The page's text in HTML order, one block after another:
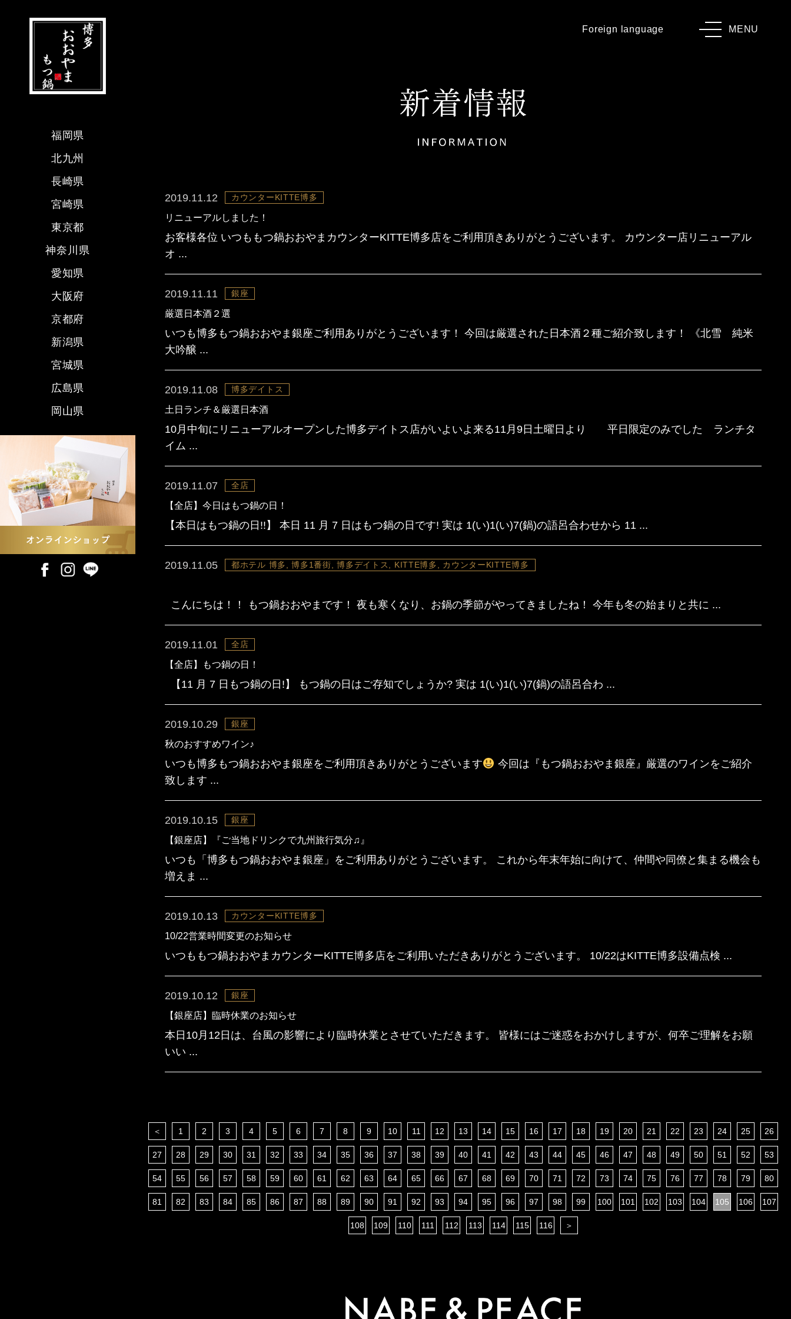
Foreign language MENU
2019.11.12 カウンターKITTE博多
リニューアルしました！
お客様各位 いつももつ鍋おおやまカウンターKITTE博多店をご利用頂きありがとうございます。 カウンター店リニューアル
オ ...
2019.11.11 銀座
厳選日本酒２選
いつも博多もつ鍋おおやま銀座ご利用ありがとうございます！ 今回は厳選された日本酒２種ご紹介致します！ 《北雪 純米
大吟醸 ...
2019.11.08 博多デイトス
土日ランチ＆厳選日本酒
10月中旬にリニューアルオープンした博多デイトス店がいよいよ来る11月9日土曜日より 平日限定のみでした ランチタ
イム ...
2019.11.07 全店
【全店】今日はもつ鍋の日！
【本日はもつ鍋の日!!】 本日 11 月 7 日はもつ鍋の日です! 実は 1(い)1(い)7(鍋)の語呂合わせから 11 ...
2019.11.05 都ホテル 博多, 博多1番街, 博多デイトス, KITTE博多, カウンターKITTE博多
こんにちは！！ もつ鍋おおやまです！ 夜も寒くなり、お鍋の季節がやってきましたね！ 今年も冬の始まりと共に ...
2019.11.01 全店
【全店】もつ鍋の日！
【11 月 7 日もつ鍋の日!】 もつ鍋の日はご存知でしょうか? 実は 1(い)1(い)7(鍋)の語呂合わ ...
2019.10.29 銀座
秋のおすすめワイン♪
いつも博多もつ鍋おおやま銀座をご利用頂きありがとうございます
今回は『もつ鍋おおやま銀座』厳選のワインをご紹介
致します ...
2019.10.15 銀座
【銀座店】『ご当地ドリンクで九州旅行気分♫』
いつも「博多もつ鍋おおやま銀座」をご利用ありがとうございます。 これから年末年始に向けて、仲間や同僚と集まる機会も
増えま ...
2019.10.13 カウンターKITTE博多
10/22営業時間変更のお知らせ
いつももつ鍋おおやまカウンターKITTE博多店をご利用いただきありがとうございます。 10/22はKITTE博多設備点検 ...
2019.10.12 銀座
【銀座店】臨時休業のお知らせ
本日10月12日は、台風の影響により臨時休業とさせていただきます。 皆様にはご迷惑をおかけしますが、何卒ご理解をお願
いい ...
＜ 1 2 3 4 5 6 7 8 9 10 11 12 13 14 15 16 17 18 19 20 21 22 23 24 25 26
27 28 29 30 31 32 33 34 35 36 37 38 39 40 41 42 43 44 45 46 47 48 49 50 51 52 53
54 55 56 57 58 59 60 61 62 63 64 65 66 67 68 69 70 71 72 73 74 75 76 77 78 79 80
81 82 83 84 85 86 87 88 89 90 91 92 93 94 95 96 97 98 99 100 101 102 103 104 105 106 107
108 109 110 111 112 113 114 115 116 ＞
福岡県
北九州
長崎県
宮崎県
東京都
神奈川県
愛知県
大阪府
京都府
新潟県
宮城県
広島県
岡山県